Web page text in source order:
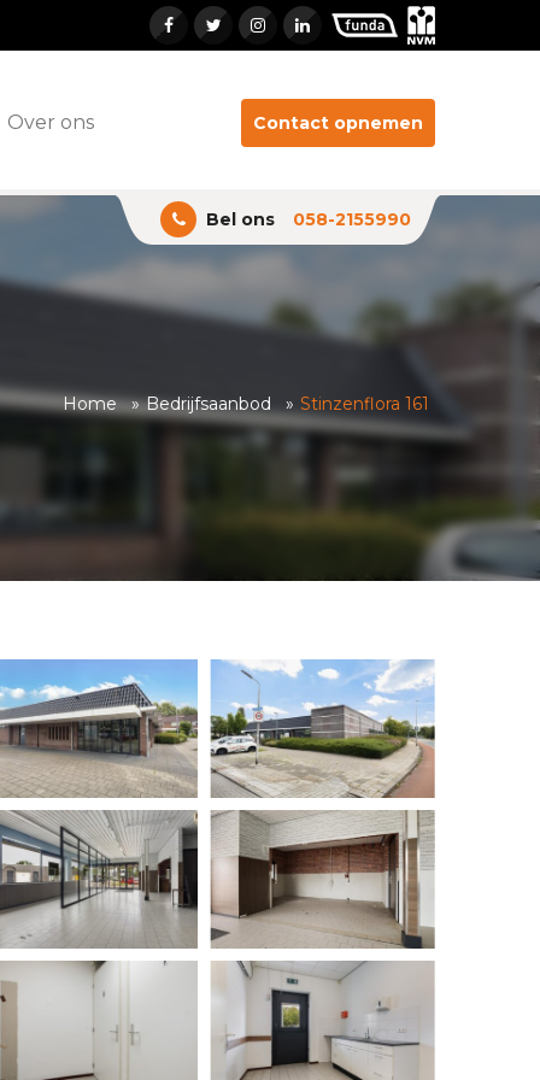
Contact opnemen
Over ons
Bel ons 058-2155990
Home Bedrijfsaanbod Stinzenflora 161